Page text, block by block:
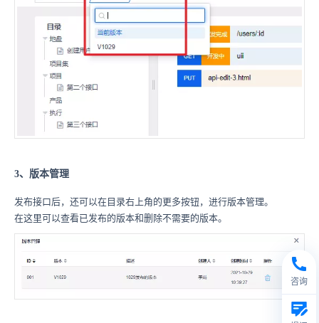
3、版本管理
发布接口后，还可以在目录右上角的更多按钮，进行版本管理。
在这里可以查看已发布的版本和删除不需要的版本。
咨询